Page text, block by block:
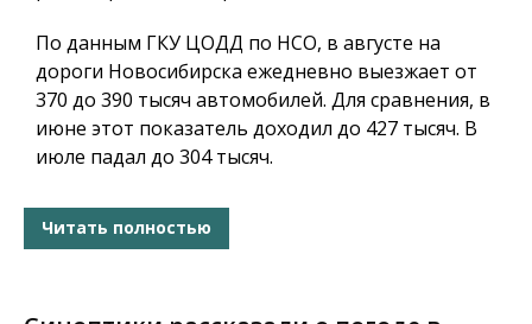
По данным ГКУ ЦОДД по НСО, в августе на
дороги Новосибирска ежедневно выезжает от
370 до 390 тысяч автомобилей. Для сравнения, в
июне этот показатель доходил до 427 тысяч. В
июле падал до 304 тысяч.
Читать полностью